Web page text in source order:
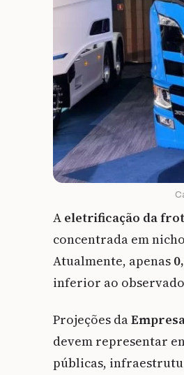
A eletrificação da
concentrada em
Atualmente, apenas
inferior ao
Projeções da
devem representar
públicas,